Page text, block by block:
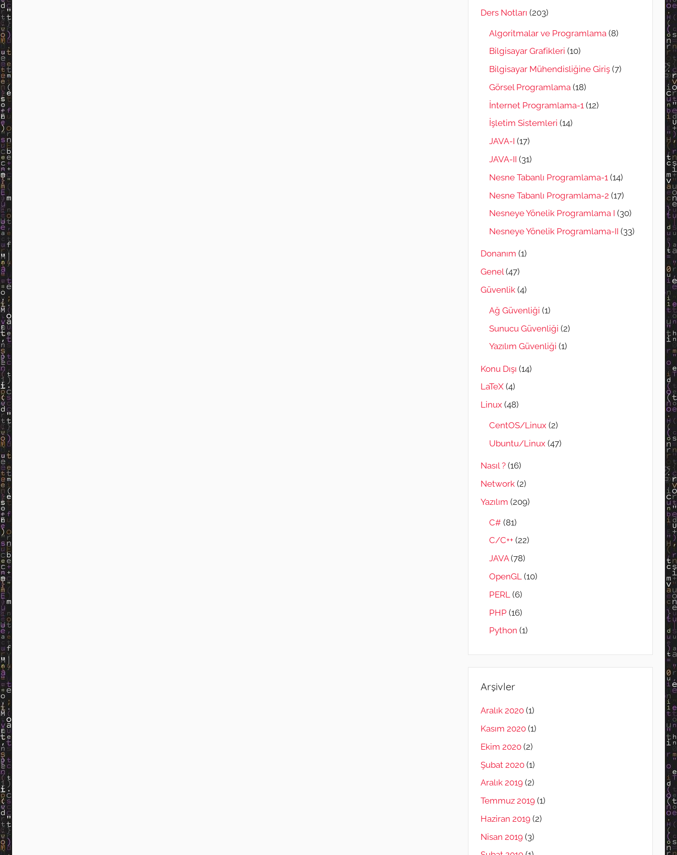
Ders Notları (203)
Algoritmalar ve Programlama (8)
Bilgisayar Grafikleri (10)
Bilgisayar Mühendisliğine Giriş(7)
Görsel Programlama (18)
İnternet Programlama-1 (12)
İşletim Sistemleri (14)
JAVA-I (17)
JAVA-II (31)
Nesne Tabanlı Programlama-1 (14)
Nesne Tabanlı Programlama-2 (17)
Nesneye Yönelik Programlama I (30)
Nesneye Yönelik Programlama-II (33)
Donanım (1)
Genel(47)
Güvenlik(4)
Ağ Güvenliği (1)
Sunucu Güvenliği (2)
Yazılım Güvenliği (1)
Konu Dışı (14)
LaTeX(4)
Linux (48)
CentOS/Linux (2)
Ubuntu/Linux (47)
Nasıl ?(16)
Network(2)
Yazılım (209)
C# (81)
C/C++(22)
JAVA(78)
OpenGL (10)
PERL (6)
PHP (16)
Python (1)
Arşivler
Aralık 2020(1)
Kasım 2020(1)
Ekim 2020(2)
Şubat 2020(1)
Aralık 2019(2)
Temmuz 2019(1)
Haziran 2019(2)
Nisan 2019(3)